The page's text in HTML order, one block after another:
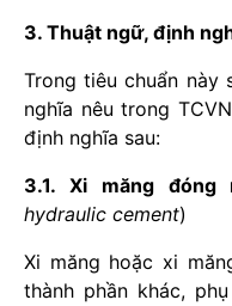
3. Thuật ngữ, định
Trong tiêu chuẩn này
nghĩa nêu trong
định nghĩa sau:
3.1. Xi măng đóng
hydraulic cement)
Xi măng hoặc xi
thành phần khác,